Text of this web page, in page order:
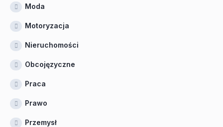
Moda
Motoryzacja
Nieruchomości
Obcojęzyczne
Praca
Prawo
Przemysł